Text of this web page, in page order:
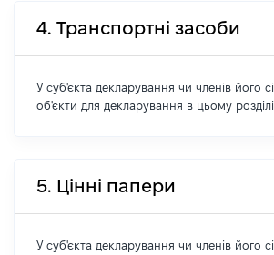
4. Транспортні засоби
У суб'єкта декларування чи членів його
об'єкти для декларування в цьому
5. Цінні папери
У суб'єкта декларування чи членів його